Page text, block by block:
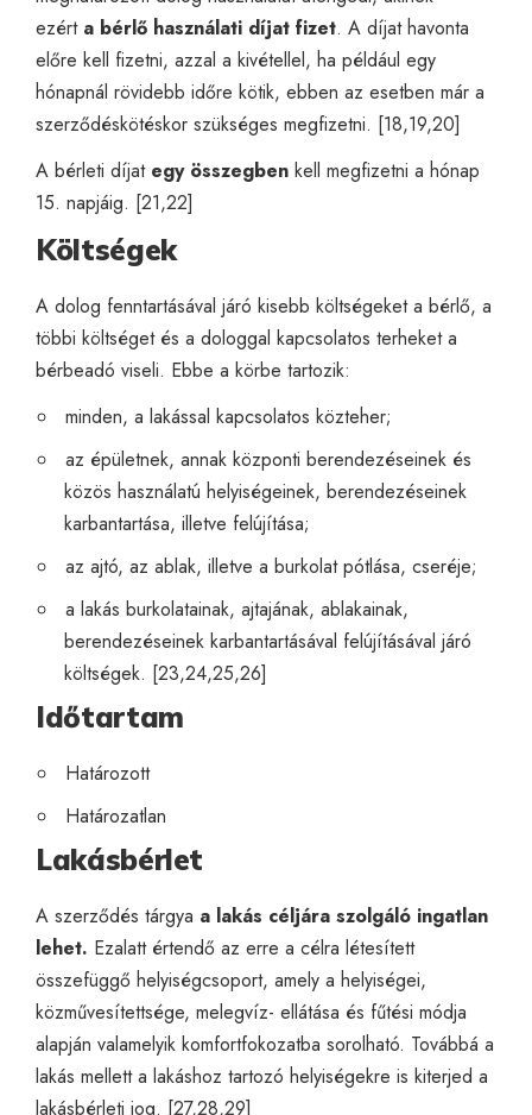
ezért a bérlő használati díjat fizet. A díjat havonta
előre kell fizetni, azzal a kivétellel, ha például egy
hónapnál rövidebb időre kötik, ebben az esetben már a
szerződéskötéskor szükséges megfizetni. [18,19,20]
A bérleti díjat egy összegben kell megfizetni a hónap
15. napjáig. [21,22]
Költségek
A dolog fenntartásával járó kisebb költségeket a bérlő, a
többi költséget és a dologgal kapcsolatos terheket a
bérbeadó viseli. Ebbe a körbe tartozik:
minden, a lakással kapcsolatos közteher;
az épületnek, annak központi berendezéseinek és
közös használatú helyiségeinek, berendezéseinek
karbantartása, illetve felújítása;
az ajtó, az ablak, illetve a burkolat pótlása, cseréje;
a lakás burkolatainak, ajtajának, ablakainak,
berendezéseinek karbantartásával felújításával járó
költségek. [23,24,25,26]
Időtartam
Határozott
Határozatlan
Lakásbérlet
A szerződés tárgya a lakás céljára szolgáló ingatlan
lehet. Ezalatt értendő az erre a célra létesített
összefüggő helyiségcsoport, amely a helyiségei,
közművesítettsége, melegvíz- ellátása és fűtési módja
alapján valamelyik komfortfokozatba sorolható. Továbbá a
lakás mellett a lakáshoz tartozó helyiségekre is kiterjed a
lakásbérleti jog. [27,28,29]